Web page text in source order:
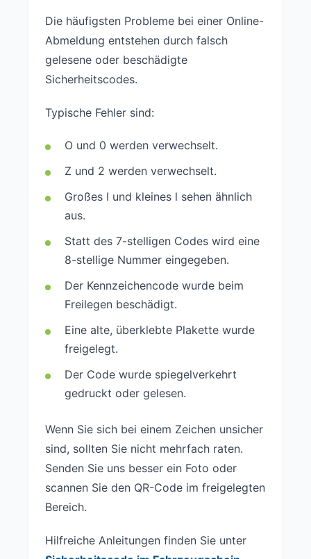
Die häufigsten Probleme bei einer Online-
Abmeldung entstehen durch falsch
gelesene oder beschädigte
Sicherheitscodes.
Typische Fehler sind:
O und 0 werden verwechselt.
Z und 2 werden verwechselt.
Großes I und kleines l sehen ähnlich
aus.
Statt des 7-stelligen Codes wird eine
8-stellige Nummer eingegeben.
Der Kennzeichencode wurde beim
Freilegen beschädigt.
Eine alte, überklebte Plakette wurde
freigelegt.
Der Code wurde spiegelverkehrt
gedruckt oder gelesen.
Wenn Sie sich bei einem Zeichen unsicher
sind, sollten Sie nicht mehrfach raten.
Senden Sie uns besser ein Foto oder
scannen Sie den QR-Code im freigelegten
Bereich.
Hilfreiche Anleitungen finden Sie unter